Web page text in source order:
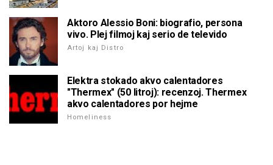
Aktoro Alessio Boni: biografio, persona
vivo. Plej filmoj kaj serio de televido
Artoj kaj Distro
Elektra stokado akvo calentadores
"Thermex" (50 litroj): recenzoj. Thermex
akvo calentadores por hejme
Homeliness